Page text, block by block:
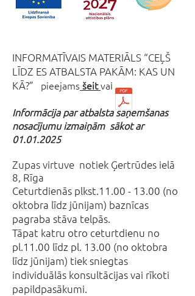
INFORMATĪVAIS MATERIĀLS “CEĻŠ
LĪDZ ES ATBALSTA PAKĀM: KAS UN
KĀ?” pieejamsšeitvai
​Informācija par atbalsta saņemšanas
nosacījumu izmaiņām sākot ar
01.01.2025
Zupas virtuve notiek Ģertrūdes ielā
8, Rīga
Ceturtdienās plkst.11.00 - 13.00 (no
oktobra līdz jūnijam) baznīcas
pagraba stāva telpās.
Tāpat katru otro ceturtdienu no
pl.11.00 līdz pl. 13.00 (no oktobra
līdz jūnijam) tiek sniegtas
individuālās konsultācijas vai rīkoti
papildpasākumi.